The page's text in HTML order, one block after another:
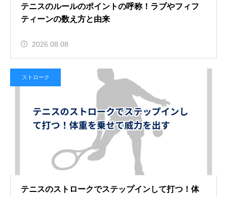
テニスのルールのポイントの呼称！ラブやフィフ
ティーンの数え方と由来
2026.08.08
ストローク
テニスのストロークでステップインして打つ！体